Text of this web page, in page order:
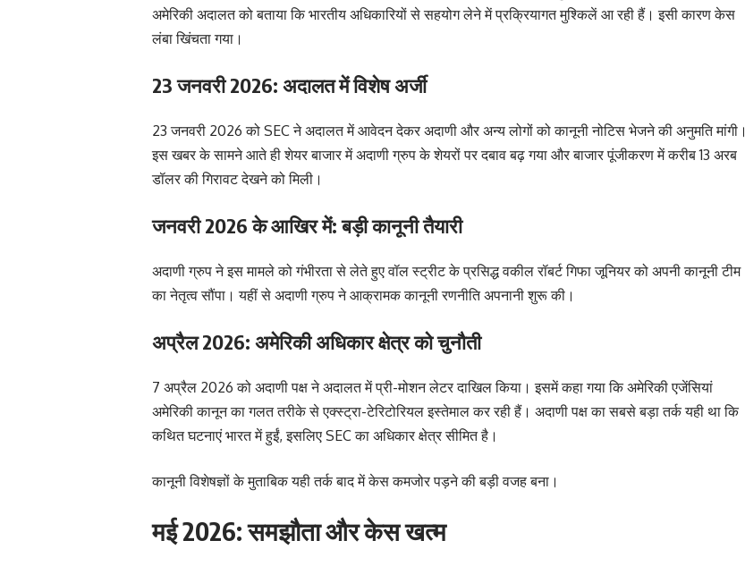
अमेरिकी अदालत को बताया कि भारतीय अधिकारियों से सहयोग लेने में प्रक्रियागत मुश्किलें आ रही हैं। इसी कारण केस
लंबा खिंचता गया।
23 जनवरी 2026: अदालत में विशेष अर्जी
23 जनवरी 2026 को SEC ने अदालत में आवेदन देकर अदाणी और अन्य लोगों को कानूनी नोटिस भेजने की अनुमति मांगी।
इस खबर के सामने आते ही शेयर बाजार में अदाणी ग्रुप के शेयरों पर दबाव बढ़ गया और बाजार पूंजीकरण में करीब 13 अरब
डॉलर की गिरावट देखने को मिली।
जनवरी 2026 के आखिर में: बड़ी कानूनी तैयारी
अदाणी ग्रुप ने इस मामले को गंभीरता से लेते हुए वॉल स्ट्रीट के प्रसिद्ध वकील रॉबर्ट गिफा जूनियर को अपनी कानूनी टीम
का नेतृत्व सौंपा। यहीं से अदाणी ग्रुप ने आक्रामक कानूनी रणनीति अपनानी शुरू की।
अप्रैल 2026: अमेरिकी अधिकार क्षेत्र को चुनौती
7 अप्रैल 2026 को अदाणी पक्ष ने अदालत में प्री-मोशन लेटर दाखिल किया। इसमें कहा गया कि अमेरिकी एजेंसियां
अमेरिकी कानून का गलत तरीके से एक्स्ट्रा-टेरिटोरियल इस्तेमाल कर रही हैं। अदाणी पक्ष का सबसे बड़ा तर्क यही था कि
कथित घटनाएं भारत में हुईं, इसलिए SEC का अधिकार क्षेत्र सीमित है।
कानूनी विशेषज्ञों के मुताबिक यही तर्क बाद में केस कमजोर पड़ने की बड़ी वजह बना।
मई 2026: समझौता और केस खत्म